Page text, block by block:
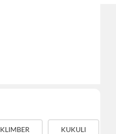
KLIMBER KUKULI